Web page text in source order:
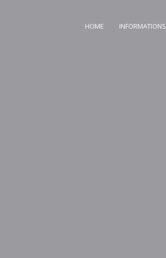
HOME INFORMATIONS